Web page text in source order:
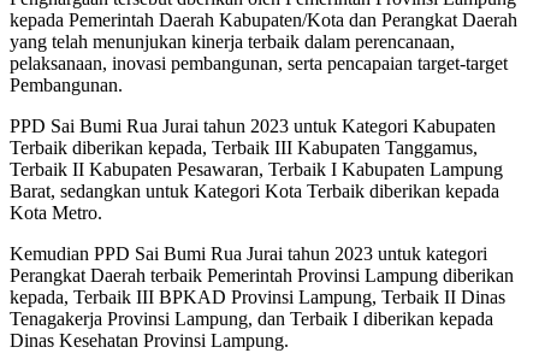
kepada Pemerintah Daerah Kabupaten/Kota dan Perangkat Daerah
yang telah menunjukan kinerja terbaik dalam perencanaan,
pelaksanaan, inovasi pembangunan, serta pencapaian target-target
Pembangunan.
PPD Sai Bumi Rua Jurai tahun 2023 untuk Kategori Kabupaten
Terbaik diberikan kepada, Terbaik III Kabupaten Tanggamus,
Terbaik II Kabupaten Pesawaran, Terbaik I Kabupaten Lampung
Barat, sedangkan untuk Kategori Kota Terbaik diberikan kepada
Kota Metro.
Kemudian PPD Sai Bumi Rua Jurai tahun 2023 untuk kategori
Perangkat Daerah terbaik Pemerintah Provinsi Lampung diberikan
kepada, Terbaik III BPKAD Provinsi Lampung, Terbaik II Dinas
Tenagakerja Provinsi Lampung, dan Terbaik I diberikan kepada
Dinas Kesehatan Provinsi Lampung.